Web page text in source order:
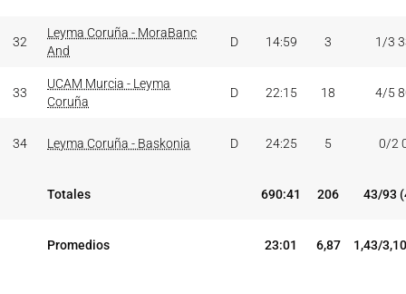
32
Leyma Coruña - MoraBanc
And
D 14:59 3 1/3
33
UCAM Murcia - Leyma
Coruña
D 22:15 18 4/5
34 Leyma Coruña - Baskonia D 24:25 5 0/2
Totales 690:41 206 43/93
Promedios 23:01 6,87 1,43/